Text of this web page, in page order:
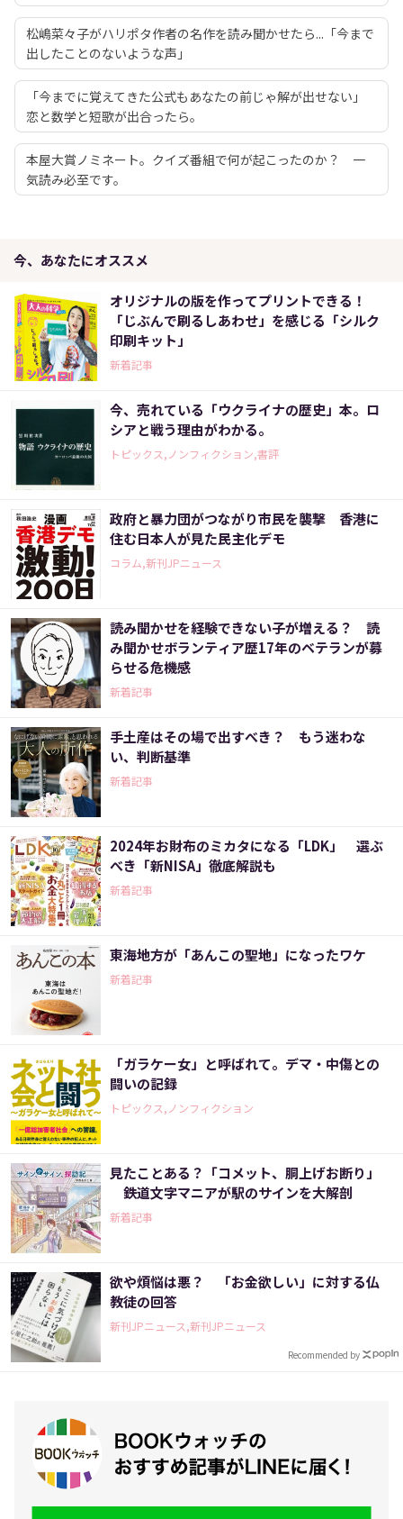
松嶋菜々子がハリポタ作者の名作を読み聞かせたら...「今まで
出したことのないような声」
「今までに覚えてきた公式もあなたの前じゃ解が出せない」
恋と数学と短歌が出合ったら。
本屋大賞ノミネート。クイズ番組で何が起こったのか？ 一
気読み必至です。
今、あなたにオススメ
オリジナルの版を作ってプリントできる！
「じぶんで刷るしあわせ」を感じる「シルク
印刷キット」
新着記事
今、売れている「ウクライナの歴史」本。ロ
シアと戦う理由がわかる。
トピックス,ノンフィクション,書評
政府と暴力団がつながり市民を襲撃 香港に
住む日本人が見た民主化デモ
コラム,新刊JPニュース
読み聞かせを経験できない子が増える？ 読
み聞かせボランティア歴17年のベテランが募
らせる危機感
新着記事
手土産はその場で出すべき？ もう迷わな
い、判断基準
新着記事
2024年お財布のミカタになる「LDK」 選ぶ
べき「新NISA」徹底解説も
新着記事
東海地方が「あんこの聖地」になったワケ
新着記事
「ガラケー女」と呼ばれて。デマ・中傷との
闘いの記録
トピックス,ノンフィクション
見たことある？「コメット、胴上げお断り」
鉄道文字マニアが駅のサインを大解剖
新着記事
欲や煩悩は悪？ 「お金欲しい」に対する仏
教徒の回答
新刊JPニュース,新刊JPニュース
Recommended by